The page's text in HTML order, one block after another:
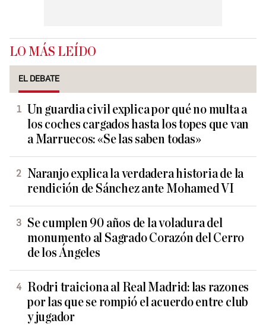
LO MÁS LEÍDO
EL DEBATE
Un guardia civil explica por qué no multa a
los coches cargados hasta los topes que van
a Marruecos: «Se las saben todas»
Naranjo explica la verdadera historia de la
rendición de Sánchez ante Mohamed VI
Se cumplen 90 años de la voladura del
monumento al Sagrado Corazón del Cerro
de los Ángeles
Rodri traiciona al Real Madrid: las razones
por las que se rompió el acuerdo entre club
y jugador